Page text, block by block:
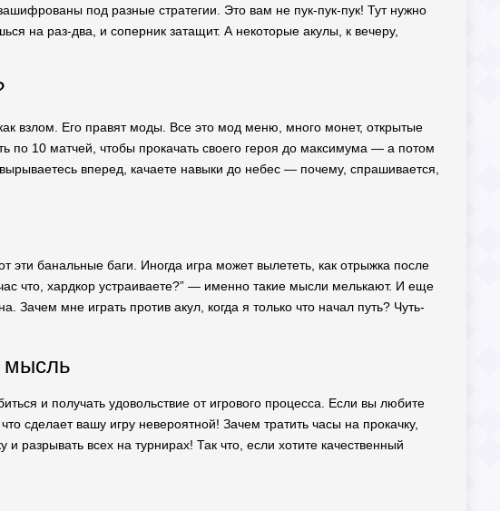
под разные стратегии. Это вам не пук-пук-пук! Тут нужно
на раз-два, и соперник затащит. А некоторые акулы, к вечеру,
взлом. Его правят моды. Все это мод меню, много монет, открытые
по 10 матчей, чтобы прокачать своего героя до максимума — а потом
вперед, качаете навыки до небес — почему, спрашивается,
банальные баги. Иногда игра может вылететь, как отрыжка после
что, хардкор устраиваете?” — именно такие мысли мелькают. И еще
Зачем мне играть против акул, когда я только что начал путь? Чуть-
мысль
и получать удовольствие от игрового процесса. Если вы любите
сделает вашу игру невероятной! Зачем тратить часы на прокачку,
всех на турнирах! Так что, если хотите качественный